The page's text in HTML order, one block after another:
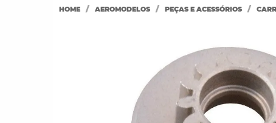
HOME AEROMODELOS PEÇAS E ACESSÓRIOS